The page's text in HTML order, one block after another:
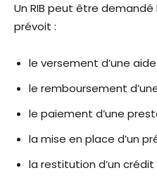
Un RIB peut être
prévoit :
le versement d’une aide
le remboursement
le paiement d’une
la mise en place d’un
la restitution d’un